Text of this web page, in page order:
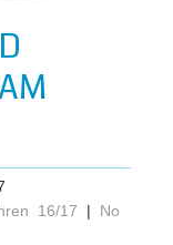
16/17 | No